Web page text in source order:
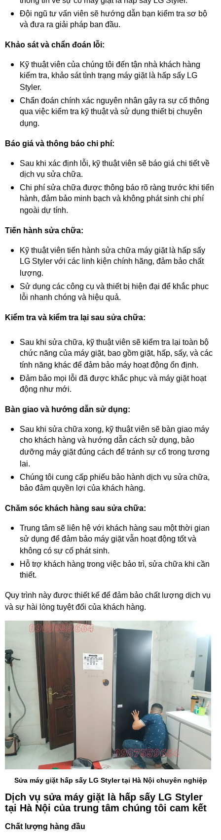
Đội ngũ tư vấn viên sẽ hướng dẫn bạn kiểm tra sơ bộ
và đưa ra giải pháp ban đầu.
Khảo sát và chẩn đoán lỗi:
Kỹ thuật viên của chúng tôi đến tận nhà khách hàng
kiểm tra, khảo sát tình trạng máy giặt là hấp sấy LG
Styler.
Chẩn đoán chính xác nguyên nhân gây ra sự cố thông
qua việc kiểm tra kỹ thuật và sử dụng thiết bị chuyên
dụng.
Báo giá và thông báo chi phí:
Sau khi xác định lỗi, kỹ thuật viên sẽ báo giá chi tiết về
dịch vụ sửa chữa.
Chi phí sửa chữa được thông báo rõ ràng trước khi tiến
hành, đảm bảo minh bạch và không phát sinh chi phí
ngoài dự tính.
Tiến hành sửa chữa:
Kỹ thuật viên tiến hành sửa chữa máy giặt là hấp sấy
LG Styler với các linh kiện chính hãng, đảm bảo chất
lượng.
Sử dụng các công cụ và thiết bị hiện đại để khắc phục
lỗi nhanh chóng và hiệu quả.
Kiểm tra và kiểm tra lại sau sửa chữa:
Sau khi sửa chữa, kỹ thuật viên sẽ kiểm tra lại toàn bộ
chức năng của máy giặt, bao gồm giặt, hấp, sấy, và các
tính năng khác để đảm bảo máy hoạt động ổn định.
Đảm bảo mọi lỗi đã được khắc phục và máy giặt hoạt
động như mới.
Bàn giao và hướng dẫn sử dụng:
Sau khi sửa chữa xong, kỹ thuật viên sẽ bàn giao máy
cho khách hàng và hướng dẫn cách sử dụng, bảo
dưỡng máy giặt đúng cách để tránh sự cố trong tương
lai.
Chúng tôi cung cấp phiếu bảo hành dịch vụ sửa chữa,
bảo đảm quyền lợi của khách hàng.
Chăm sóc khách hàng sau sửa chữa:
Trung tâm sẽ liên hệ với khách hàng sau một thời gian
sử dụng để đảm bảo máy giặt vẫn hoạt động tốt và
không có sự cố phát sinh.
Hỗ trợ khách hàng trong việc bảo trì, sửa chữa khi cần
thiết.
Quy trình này được thiết kế để đảm bảo chất lượng dịch vụ
và sự hài lòng tuyệt đối của khách hàng.
Sửa máy giặt hấp sấy LG Styler tại Hà Nội chuyên nghiệp
Dịch vụ sửa máy giặt là hấp sấy LG Styler
tại Hà Nội của trung tâm chúng tôi cam kết
Chất lượng hàng đầu